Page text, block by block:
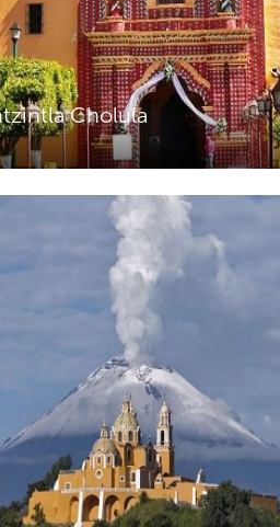
Cholula